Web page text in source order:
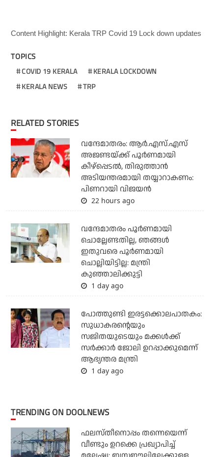
Content Highlight: Kerala TRP Covid 19 Lock down updates
TOPICS
COVID 19 KERALA
KERALA LOCKDOWN
KERALA NEWS
TRP
RELATED STORIES
വന്ദേമാതരം: ആര്‍.എസ്.എസ്
അജണ്ടയ്ക്ക് പൂര്‍ണമായി
കീഴ്‌പ്പെടല്‍, തിരുത്താന്‍
അടിയന്തരമായി തയ്യാറാകണം:
പിണറായി വിജയന്‍
22 hours ago
വന്ദേമാതരം പൂര്‍ണമായി
ചൊല്ലേണ്ടതില്ല, ഞങ്ങള്‍
ഇതുവരെ പൂര്‍ണമായി
ചൊല്ലിയിട്ടില്ല: മന്ത്രി
കുഞ്ഞാലിക്കുട്ടി
1 day ago
പോത്തുണ്ടി ഇരട്ടക്കൊലപാതകം:
സുധാകരന്റെയും
സജിതയുടെയും മക്കള്‍ക്ക്
സര്‍ക്കാര്‍ ജോലി ഉറപ്പാക്കുമെന്ന്
ആഭ്യന്തര മന്ത്രി
1 day ago
TRENDING ON DOOLNEWS
ഫലസ്തീനൊപ്പം തന്നെയെന്ന്
വീണ്ടും ഉറക്കെ പ്രഖ്യാപിച്ച്